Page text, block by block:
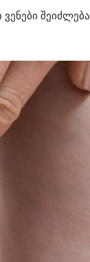
შეიძლება